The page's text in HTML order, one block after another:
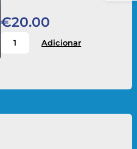
€20.00
Adicionar